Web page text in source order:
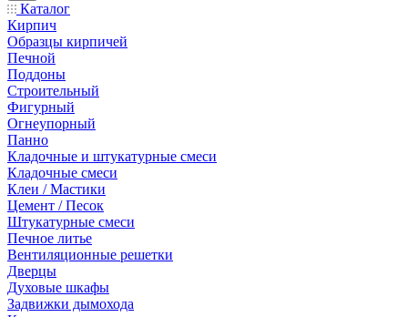
Каталог
Кирпич
Образцы кирпичей
Печной
Поддоны
Строительный
Фигурный
Огнеупорный
Панно
Кладочные и штукатурные смеси
Кладочные смеси
Клеи / Мастики
Цемент / Песок
Штукатурные смеси
Печное литье
Вентиляционные решетки
Дверцы
Духовые шкафы
Задвижки дымохода